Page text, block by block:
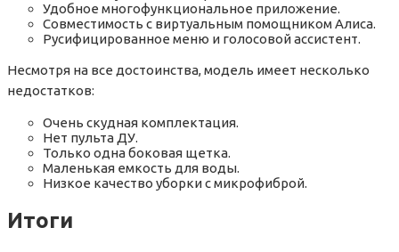
Удобное многофункциональное приложение.
Совместимость с виртуальным помощником Алиса.
Русифицированное меню и голосовой ассистент.
Несмотря на все достоинства, модель имеет несколько
недостатков:
Очень скудная комплектация.
Нет пульта ДУ.
Только одна боковая щетка.
Маленькая емкость для воды.
Низкое качество уборки с микрофиброй.
Итоги